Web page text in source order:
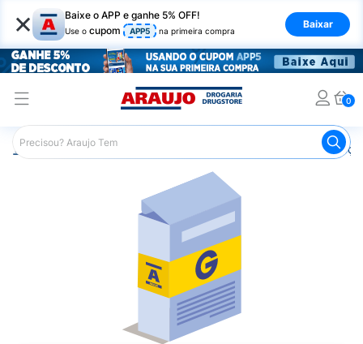
× Baixe o APP e ganhe 5% OFF!
Use o cupom APP5 na primeira compra
Baixar
0
Araujo Medicamentos Remédios para Alergias e